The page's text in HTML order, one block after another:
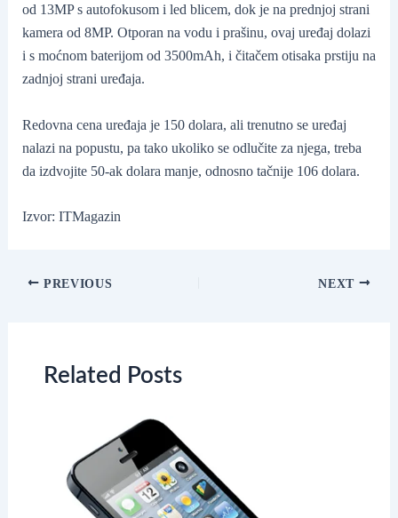
od 13MP s autofokusom i led blicem, dok je na prednjoj strani
kamera od 8MP. Otporan na vodu i prašinu, ovaj uređaj dolazi
i s moćnom baterijom od 3500mAh, i čitačem otisaka prstiju na
zadnjoj strani uređaja.
Redovna cena uređaja je 150 dolara, ali trenutno se uređaj
nalazi na popustu, pa tako ukoliko se odlučite za njega, treba
da izdvojite 50-ak dolara manje, odnosno tačnije 106 dolara.
Izvor: ITMagazin
Post
PREVIOUS NEXT
Related Posts